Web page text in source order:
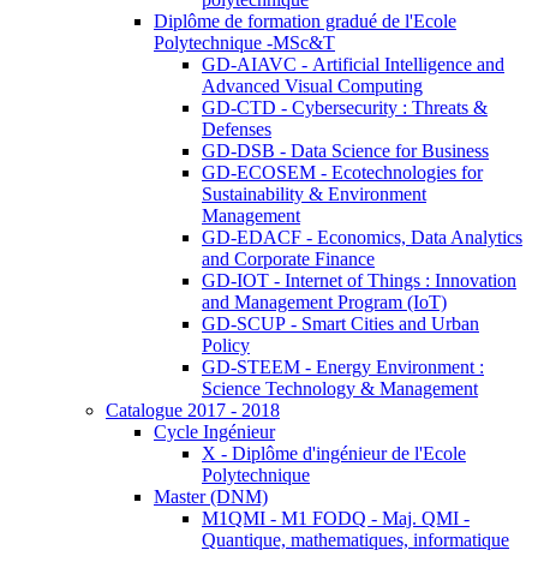
Diplôme de formation gradué de l'Ecole
Polytechnique -MSc&T
GD-AIAVC - Artificial Intelligence and
Advanced Visual Computing
GD-CTD - Cybersecurity : Threats &
Defenses
GD-DSB - Data Science for Business
GD-ECOSEM - Ecotechnologies for
Sustainability & Environment
Management
GD-EDACF - Economics, Data Analytics
and Corporate Finance
GD-IOT - Internet of Things : Innovation
and Management Program (IoT)
GD-SCUP - Smart Cities and Urban
Policy
GD-STEEM - Energy Environment :
Science Technology & Management
Catalogue 2017 - 2018
Cycle Ingénieur
X - Diplôme d'ingénieur de l'Ecole
Polytechnique
Master (DNM)
M1QMI - M1 FODQ - Maj. QMI -
Quantique, mathematiques, informatique